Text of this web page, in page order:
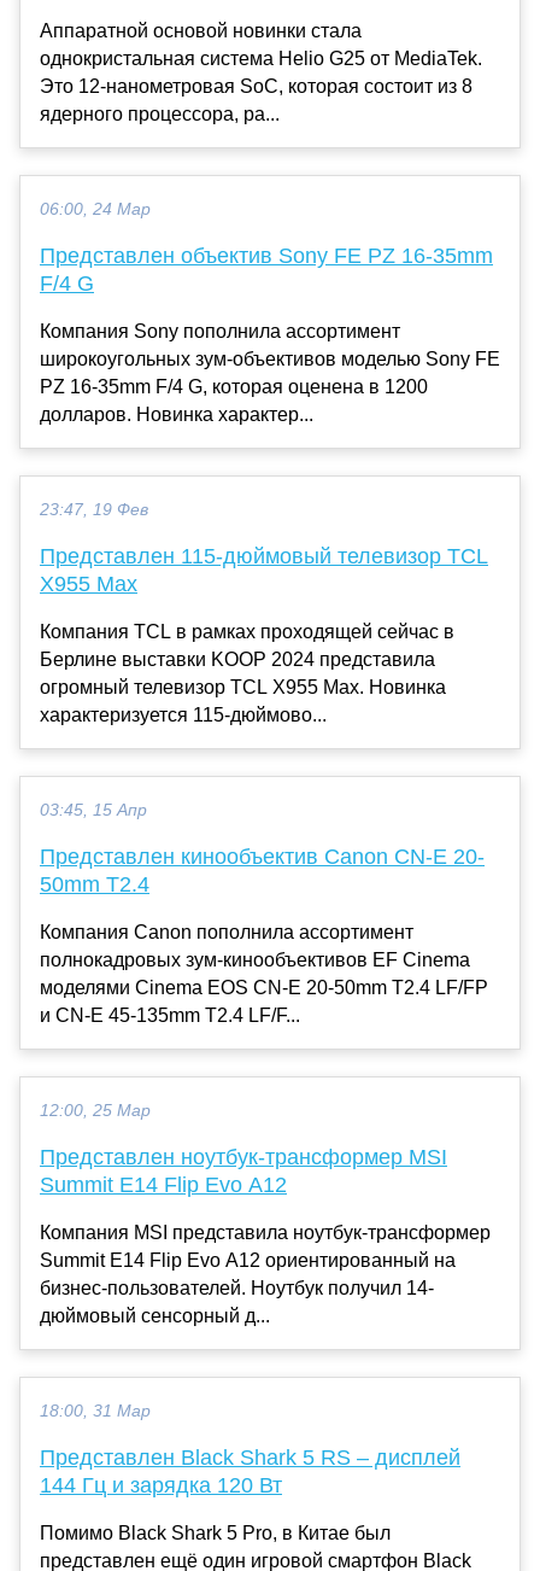
Аппаратной основой новинки стала
однокристальная система Helio G25 от MediaTek.
Это 12-нанометровая SoC, которая состоит из 8
ядерного процессора, ра...
06:00, 24 Мар
Представлен объектив Sony FE PZ 16-35mm
F/4 G
Компания Sony пополнила ассортимент
широкоугольных зум-объективов моделью Sony FE
PZ 16-35mm F/4 G, которая оценена в 1200
долларов. Новинка характер...
23:47, 19 Фев
Представлен 115-дюймовый телевизор TCL
X955 Max
Компания TCL в рамках проходящей сейчас в
Берлине выставки KOOP 2024 представила
огромный телевизор TCL X955 Max. Новинка
характеризуется 115-дюймово...
03:45, 15 Апр
Представлен кинообъектив Canon CN-E 20-
50mm T2.4
Компания Canon пополнила ассортимент
полнокадровых зум-кинообъективов EF Cinema
моделями Cinema EOS CN-E 20-50mm T2.4 LF/FP
и CN-E 45-135mm T2.4 LF/F...
12:00, 25 Мар
Представлен ноутбук-трансформер MSI
Summit E14 Flip Evo A12
Компания MSI представила ноутбук-трансформер
Summit E14 Flip Evo A12 ориентированный на
бизнес-пользователей. Ноутбук получил 14-
дюймовый сенсорный д...
18:00, 31 Мар
Представлен Black Shark 5 RS – дисплей
144 Гц и зарядка 120 Вт
Помимо Black Shark 5 Pro, в Китае был
представлен ещё один игровой смартфон Black